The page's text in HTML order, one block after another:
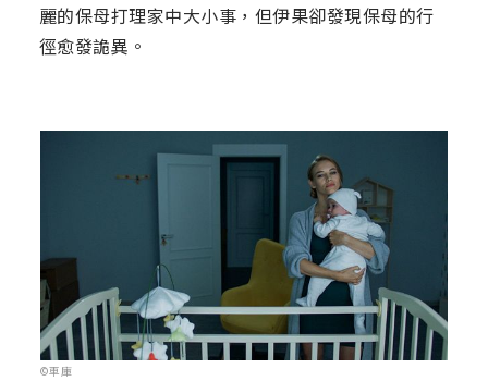
麗的保母打理家中大小事，但伊果卻發現保母的行
徑愈發詭異。
©車庫